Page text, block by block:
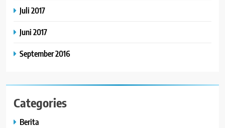
Juli 2017
Juni 2017
September 2016
Categories
Berita